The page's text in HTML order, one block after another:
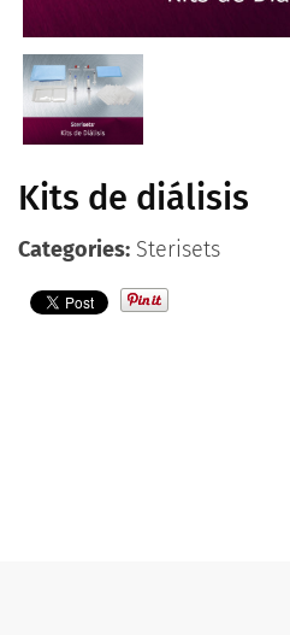
Kits de diálisis
Categories: Sterisets